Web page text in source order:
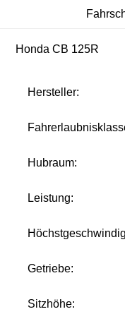
Honda CB 125R
Hersteller:
Hubraum:
Leistung:
Getriebe:
Sitzhöhe: